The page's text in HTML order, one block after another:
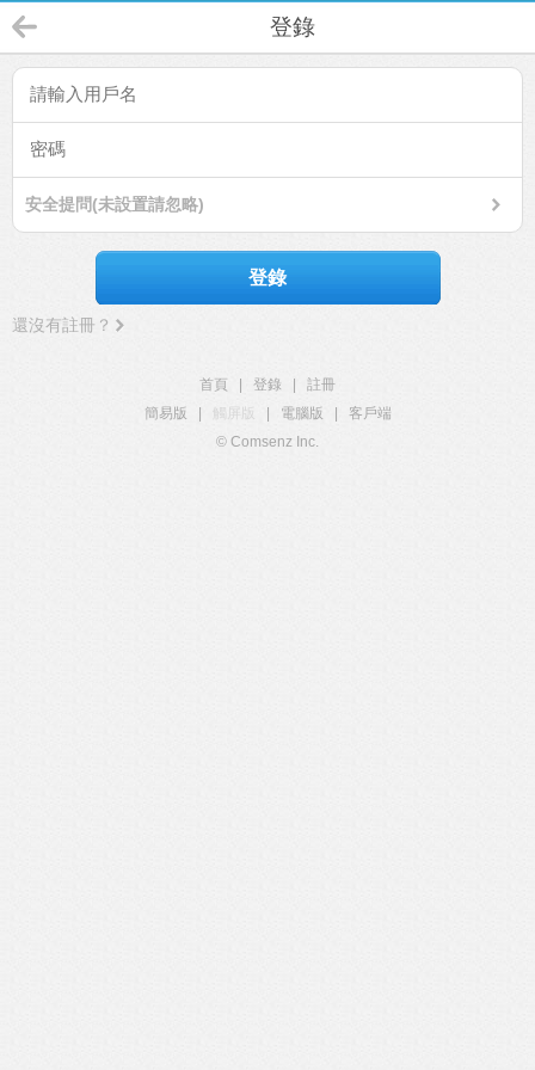
登錄
安全提問(未設置請忽略)
登錄
還沒有註冊？
首頁 登錄
註冊
簡易版
觸屏版 電腦版
客戶端
© Comsenz Inc.